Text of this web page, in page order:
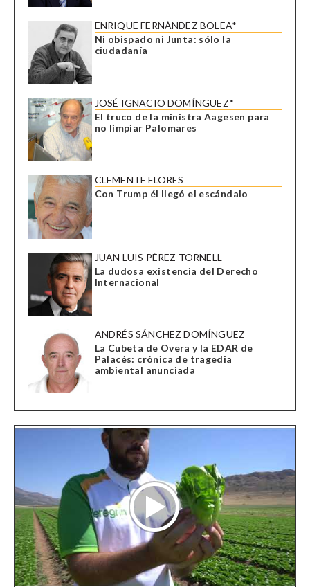
ENRIQUE FERNÁNDEZ BOLEA*
Ni obispado ni Junta: sólo la
ciudadanía
JOSÉ IGNACIO DOMÍNGUEZ*
El truco de la ministra Aagesen para
no limpiar Palomares
CLEMENTE FLORES
Con Trump él llegó el escándalo
JUAN LUIS PÉREZ TORNELL
La dudosa existencia del Derecho
Internacional
ANDRÉS SÁNCHEZ DOMÍNGUEZ
La Cubeta de Overa y la EDAR de
Palacés: crónica de tragedia
ambiental anunciada